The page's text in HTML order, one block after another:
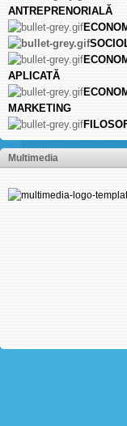
ANTREPRENORIALĂ
APLICATĂ
MARKETING
Multimedia